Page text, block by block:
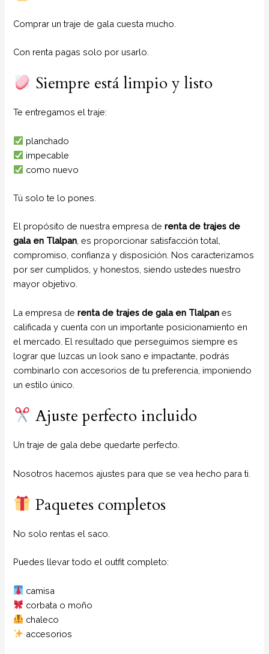
Comprar un traje de gala cuesta mucho.
Con renta pagas solo por usarlo.
Siempre está limpio y listo
Te entregamos el traje:
planchado
impecable
como nuevo
Tú solo te lo pones.
El propósito de nuestra empresa derenta de trajes de
gala en Tlalpan, es proporcionar satisfacción total,
compromiso, confianza y disposición. Nos caracterizamos
por ser cumplidos, y honestos, siendo ustedes nuestro
mayor objetivo.
La empresa derenta de trajes de gala en Tlalpan es
calificada y cuenta con un importante posicionamiento en
el mercado. El resultado que perseguimos siempre es
lograr que luzcas un look sano e impactante, podrás
combinarlo con accesorios de tu preferencia, imponiendo
un estilo único.
Ajuste perfecto incluido
Un traje de gala debe quedarte perfecto.
Nosotros hacemos ajustes para que se vea hecho para ti.
Paquetes completos
No solo rentas el saco.
Puedes llevar todo el outfit completo:
camisa
corbata o moño
chaleco
accesorios